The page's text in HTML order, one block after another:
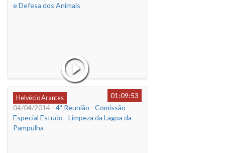
e Defesa dos Animais
Helvécio Arantes
01:09:53
04/04/2014 - 4ª Reunião - Comissão
Especial Estudo - Limpeza da Lagoa da
Pampulha